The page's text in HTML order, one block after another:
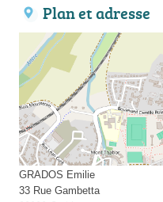
Plan et adresse
GRADOS Emilie
33 Rue Gambetta